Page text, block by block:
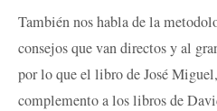
También nos habla de la
consejos que van directos y al
por lo que el libro de José
complemento a los libros de